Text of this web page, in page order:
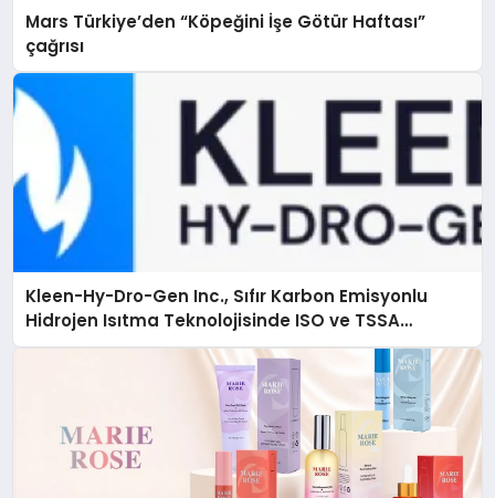
Mars Türkiye’den “Köpeğini İşe Götür Haftası”
çağrısı
Kleen-Hy-Dro-Gen Inc., Sıfır Karbon Emisyonlu
Hidrojen Isıtma Teknolojisinde ISO ve TSSA
Düzenleyici Onaylarını Aldı